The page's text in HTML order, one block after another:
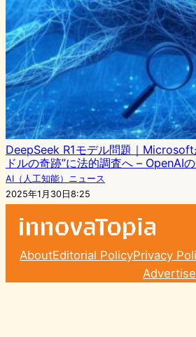
DeepSeek R1モデル問題｜
ドルの奇跡”に法的調査へ – OpenAI
AI（人工知能）ニュース
2025年1月30日8:25
AboutEditorial PolicyPrivacy